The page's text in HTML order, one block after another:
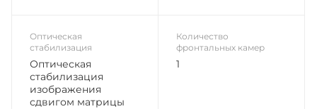
Оптическая
стабилизация
Оптическая
стабилизация
изображения
сдвигом матрицы
Количество
фронтальных камер
1